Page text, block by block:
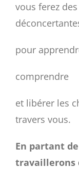
vous ferez
pour
comprendre
et libérer les
travers vous.
En partant
travaillerons